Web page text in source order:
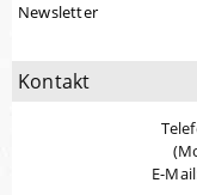
Newsletter
Kontakt
E-